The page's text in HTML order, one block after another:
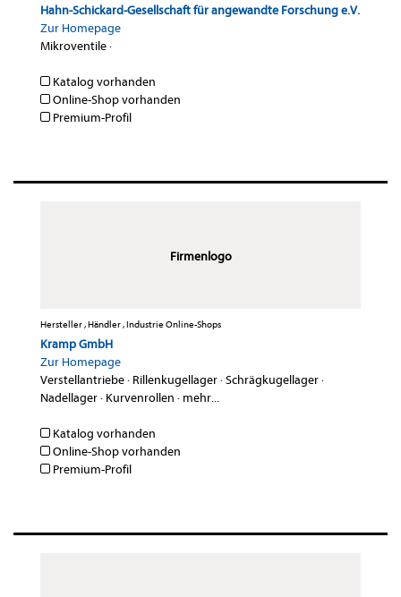
Hahn-Schickard-Gesellschaft für angewandte Forschung e.V.
Zur Homepage
Mikroventile·
Katalog vorhanden
Online-Shop vorhanden
Premium-Profil
Firmenlogo
Hersteller , Händler , Industrie Online-Shops
Kramp GmbH
Zur Homepage
Verstellantriebe· Rillenkugellager·Schrägkugellager·
Nadellager· Kurvenrollen · mehr...
Katalog vorhanden
Online-Shop vorhanden
Premium-Profil